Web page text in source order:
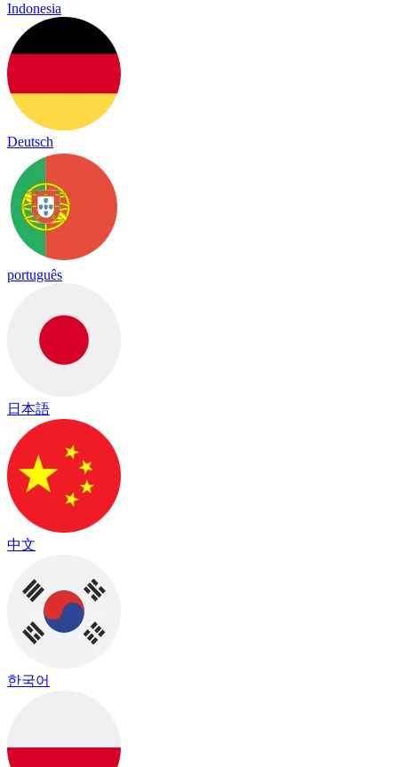
Indonesia
Deutsch
português
日本語
中文
한국어